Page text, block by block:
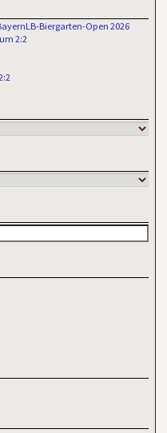
Biergarten-Open 2026
2:2